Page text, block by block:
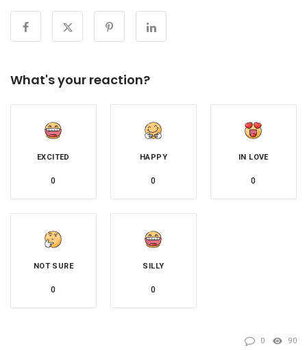
What's your reaction?
EXCITED
0
HAPPY
0
IN LOVE
0
NOT SURE
0
SILLY
0
0 90